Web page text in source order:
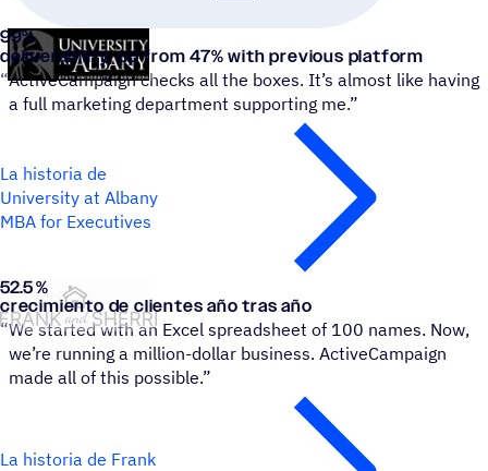
University at Albany MBA for Executives
99%
deliverability, up from 47% with previous platform
“ActiveCampaign checks all the boxes. It’s almost like having
a full marketing department supporting me.”
La historia de
University at Albany
MBA for Executives
Frank and Sherri
52.5 %
crecimiento de clientes año tras año
“We started with an Excel spreadsheet of 100 names. Now,
we’re running a million-dollar business. ActiveCampaign
made all of this possible.”
La historia de Frank